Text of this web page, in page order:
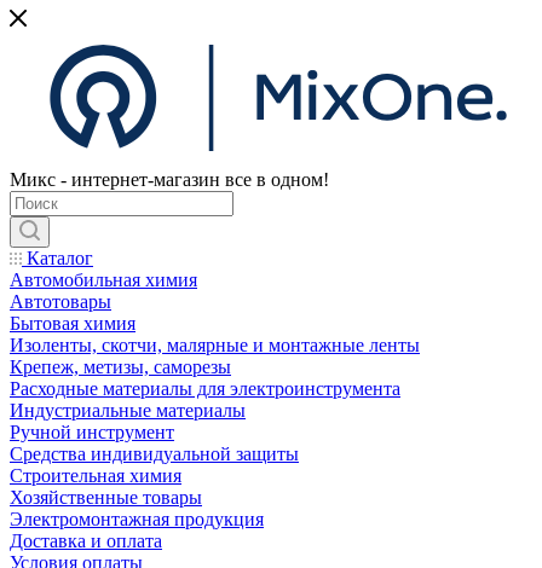
Микс - интернет-магазин все в одном!
Каталог
Автомобильная химия
Автотовары
Бытовая химия
Изоленты, скотчи, малярные и монтажные ленты
Крепеж, метизы, саморезы
Расходные материалы для электроинструмента
Индустриальные материалы
Ручной инструмент
Средства индивидуальной защиты
Строительная химия
Хозяйственные товары
Электромонтажная продукция
Доставка и оплата
Условия оплаты